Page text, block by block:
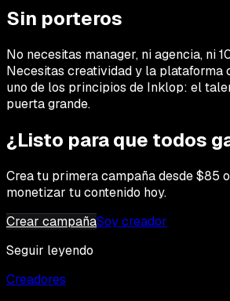
Sin porteros
No necesitas manager, ni agencia, ni
Necesitas creatividad y la plataforma
uno de los principios de Inklop: el
puerta grande.
¿Listo para que todos
Crea tu primera campaña desde $85
monetizar tu contenido hoy.
Crear campañaSoy creador
Seguir leyendo
Creadores